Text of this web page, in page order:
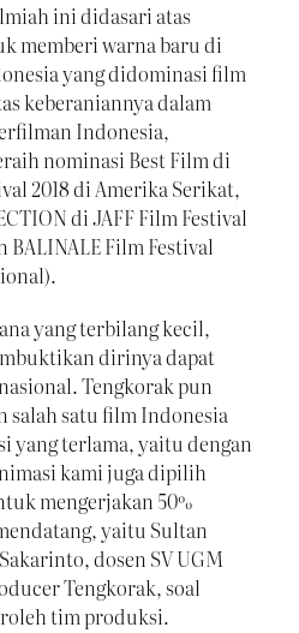
ini didasari atas
memberi warna baru di
yang didominasi film
keberaniannya dalam
Indonesia,
nominasi Best Film di
2018 di Amerika Serikat,
di JAFF Film Festival
BALINALE Film Festival
yang terbilang kecil,
dirinya dapat
Tengkorak pun
salah satu film Indonesia
yang terlama, yaitu dengan
kami juga dipilih
mengerjakan 50%
yaitu Sultan
dosen SV UGM
Tengkorak, soal
tim produksi.